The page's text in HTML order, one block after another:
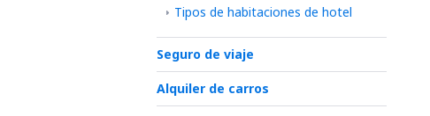
Tipos de habitaciones de hotel
Seguro de viaje
Alquiler de carros